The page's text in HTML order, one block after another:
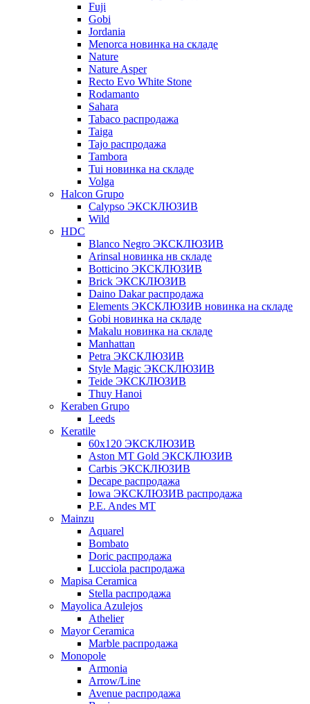
Fuji
Gobi
Jordania
Menorca новинка на складе
Nature
Nature Asper
Recto Evo White Stone
Rodamanto
Sahara
Tabaco распродажа
Taiga
Tajo распродажа
Tambora
Tui новинка на складе
Volga
Halcon Grupo
Calypso ЭКСКЛЮЗИВ
Wild
HDC
Blanco Negro ЭКСКЛЮЗИВ
Arinsal новинка нв складе
Botticino ЭКСКЛЮЗИВ
Brick ЭКСКЛЮЗИВ
Daino Dakar распродажа
Elements ЭКСКЛЮЗИВ новинка на складе
Gobi новинка на складе
Makalu новинка на складе
Manhattan
Petra ЭКСКЛЮЗИВ
Style Magic ЭКСКЛЮЗИВ
Teide ЭКСКЛЮЗИВ
Thuy Hanoi
Keraben Grupo
Leeds
Keratile
60х120 ЭКСКЛЮЗИВ
Aston MT Gold ЭКСКЛЮЗИВ
Carbis ЭКСКЛЮЗИВ
Decape распродажа
Iowa ЭКСКЛЮЗИВ распродажа
P.E. Andes MT
Mainzu
Aquarel
Bombato
Doric распродажа
Lucciola распродажа
Mapisa Ceramica
Stella распродажа
Mayolica Azulejos
Athelier
Mayor Ceramica
Marble распродажа
Monopole
Armonia
Arrow/Line
Avenue распродажа